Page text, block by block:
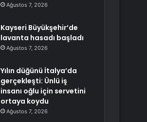
Ağustos 7, 2026
Kayseri Büyükşehir’de
lavanta hasadı başladı
Ağustos 7, 2026
Yılın düğünü İtalya’da
gerçekleşti: Ünlü iş
insanı oğlu için servetini
ortaya koydu
Ağustos 7, 2026